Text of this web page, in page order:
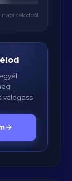
napi célodból
válogass